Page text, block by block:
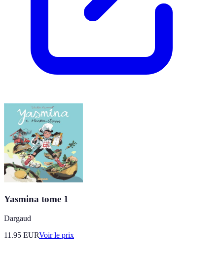
Yasmina tome 1
Dargaud
11.95 EURVoir le prix